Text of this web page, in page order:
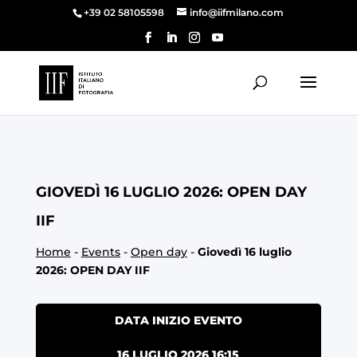
+39 02 58105598 info@iifmilano.com
GIOVEDÌ 16 LUGLIO 2026: OPEN DAY
IIF
Home - Events- Open day- Giovedì 16 luglio
2026: OPEN DAY IIF
DATA INIZIO EVENTO